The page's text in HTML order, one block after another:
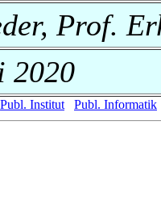
Prof.
2020
Publ. Institut Publ. Informatik